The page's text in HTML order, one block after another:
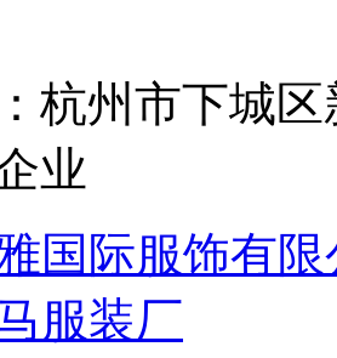
杭州市下城区
业
国际服饰有限
服装厂